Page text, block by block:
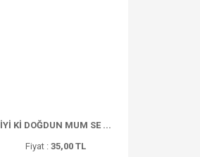
İYİ Kİ DOĞDUN MUM SE ...
Fiyat : 35,00 TL